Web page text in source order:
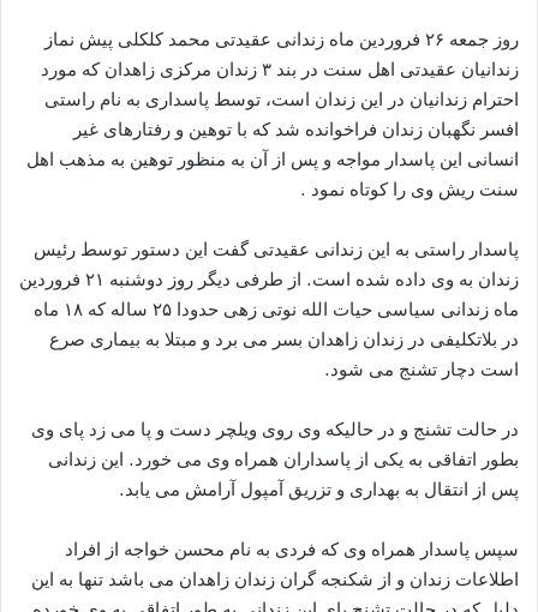
روز جمعه ۲۶ فروردین ماه زندانی عقیدتی محمد کلکلی پیش نماز
زندانیان عقیدتی اهل سنت در بند ۳ زندان مرکزی زاهدان که مورد
احترام زندانیان در این زندان است، توسط پاسداری به نام راستی
افسر نگهبان زندان فراخوانده شد که با توهین و رفتارهای غیر
انسانی این پاسدار مواجه و پس از آن به منظور توهین به مذهب اهل
سنت ریش وی را کوتاه نمود .
پاسدار راستی به این زندانی عقیدتی گفت این دستور توسط رئیس
زندان به وی داده شده است. از طرفی دیگر روز دوشنبه ۲۱ فروردین
ماه زندانی سیاسی حیات الله نوتی زهی حدودا ۲۵ ساله که ۱۸ ماه
در بلاتکلیفی در زندان زاهدان بسر می برد و مبتلا به بیماری صرع
است دچار تشنج می شود.
در حالت تشنج و در حالیکه وی روی ویلچر دست و پا می زد پای وی
بطور اتفاقی به یکی از پاسداران همراه وی می خورد. این زندانی
پس از انتقال به بهداری و تزریق آمپول آرامش می یابد.
سپس پاسدار همراه وی که فردی به نام محسن خواجه از افراد
اطلاعات زندان و از شکنجه گران زندان زاهدان می باشد تنها به این